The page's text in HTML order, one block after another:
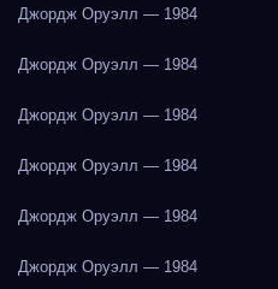
Джордж Оруэлл — 1984
Джордж Оруэлл — 1984
Джордж Оруэлл — 1984
Джордж Оруэлл — 1984
Джордж Оруэлл — 1984
Джордж Оруэлл — 1984